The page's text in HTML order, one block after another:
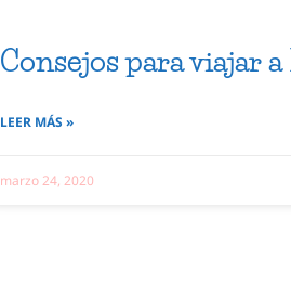
Consejos para viajar
LEER MÁS »
marzo 24, 2020